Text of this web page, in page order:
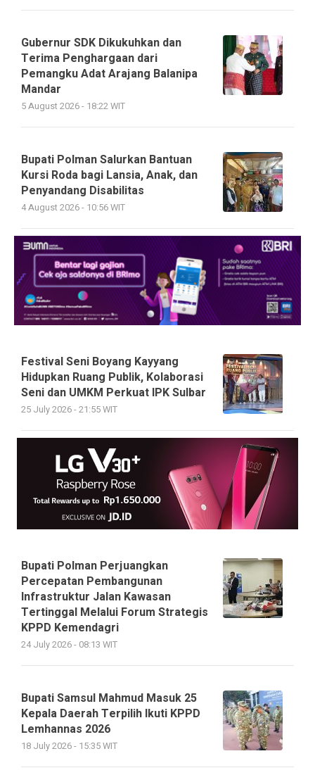
Gubernur SDK Dikukuhkan dan
Terima Penghargaan dari
Pemangku Adat Arajang Balanipa
Mandar
5 August 2026 - 18:22 WIT
Bupati Polman Salurkan Bantuan
Kursi Roda bagi Lansia, Anak, dan
Penyandang Disabilitas
4 August 2026 - 10:56 WIT
Festival Seni Boyang Kayyang
Hidupkan Ruang Publik, Kolaborasi
Seni dan UMKM Perkuat IPK Sulbar
25 July 2026 - 21:55 WIT
Bupati Polman Perjuangkan
Percepatan Pembangunan
Infrastruktur Jalan Kawasan
Tertinggal Melalui Forum Strategis
KPPD Kemendagri
24 July 2026 - 08:13 WIT
Bupati Samsul Mahmud Masuk 25
Kepala Daerah Terpilih Ikuti KPPD
Lemhannas 2026
18 July 2026 - 15:35 WIT